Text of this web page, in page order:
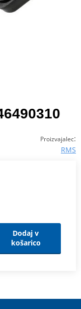
Proizvajalec:
RMS
Dodaj v
košarico